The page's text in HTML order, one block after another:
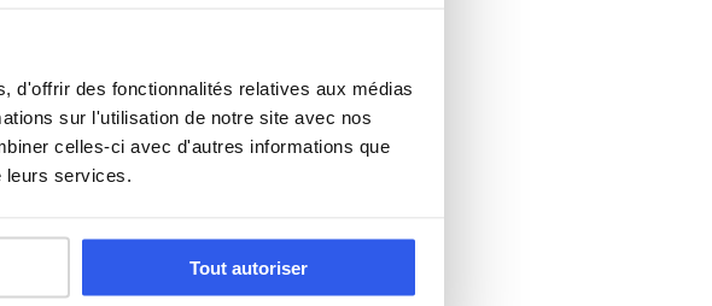
d'offrir des fonctionnalités relatives aux médias
sur l'utilisation de notre site avec nos
celles-ci avec d'autres informations que
leurs services.
Tout autoriser